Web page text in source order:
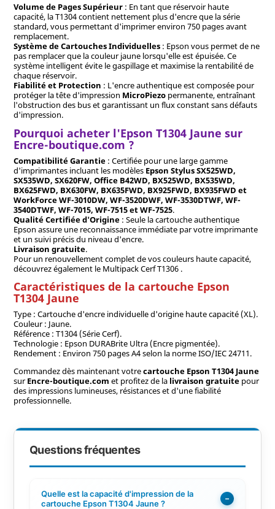
Volume de Pages Supérieur: En tant que réservoir haute
capacité, la T1304 contient nettement plus d'encre que la série
standard, vous permettant d'imprimer environ 750 pages avant
remplacement.
Système de Cartouches Individuelles: Epson vous permet de ne
pas remplacer que la couleur jaune lorsqu'elle est épuisée. Ce
système intelligent évite le gaspillage et maximise la rentabilité de
chaque réservoir.
Fiabilité et Protection : L'encre authentique est composée pour
protéger la tête d'impression MicroPiezopermanente, entraînant
l'obstruction des bus et garantissant un flux constant sans défauts
d'impression.
Pourquoi acheter l'Epson T1304 Jaune sur
Encre-boutique.com ?
Compatibilité Garantie: Certifiée pour une large gamme
d'imprimantes incluant les modèles Epson Stylus SX525WD,
SX535WD, SX620FW, Office B42WD, BX525WD, BX535WD,
BX625FWD, BX630FW, BX635FWD, BX925FWD, BX935FWD et
WorkForce WF-3010DW, WF-3520DWF, WF-3530DTWF, WF-
3540DTWF, WF-7015, WF-7515 et WF-7525.
Qualité Certifiée d'Origine: Seule la cartouche authentique
Epson assure une reconnaissance immédiate par votre imprimante
et un suivi précis du niveau d'encre.
Livraison gratuite.
Pour un renouvellement complet de vos couleurs haute capacité,
découvrez également le Multipack Cerf T1306 .
Caractéristiques de la cartouche Epson
T1304 Jaune
Type : Cartouche d'encre individuelle d'origine haute capacité (XL).
Couleur : Jaune.
Référence : T1304 (Série Cerf).
Technologie : Epson DURABrite Ultra (Encre pigmentée).
Rendement : Environ 750 pages A4 selon la norme ISO/IEC 24711.
Commandez dès maintenant votrecartouche Epson T1304 Jaune
surEncre-boutique.com et profitez de la livraison gratuitepour
des impressions lumineuses, résistances et d'une fiabilité
professionnelle.
Questions fréquentes
Quelle est la capacité d'impression de la
cartouche Epson T1304 Jaune ?
−